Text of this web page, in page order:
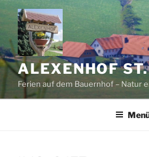
Zum
Inhalt
springen
ALEXENHOF
Ferien auf dem Bauernhof – Natur